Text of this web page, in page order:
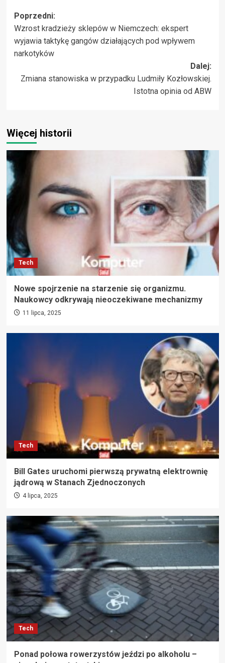
Zobacz
wpisy
Poprzedni:
Wzrost kradzieży sklepów w Niemczech: ekspert
wyjawia taktykę gangów działających pod wpływem
narkotyków
Dalej:
Zmiana stanowiska w przypadku Ludmiły Kozłowskiej.
Istotna opinia od ABW
Więcej historii
Tech
Nowe spojrzenie na starzenie się organizmu.
Naukowcy odkrywają nieoczekiwane mechanizmy
11 lipca, 2025
Tech
Bill Gates uruchomi pierwszą prywatną elektrownię
jądrową w Stanach Zjednoczonych
4 lipca, 2025
Tech
Ponad połowa rowerzystów jeździ po alkoholu –